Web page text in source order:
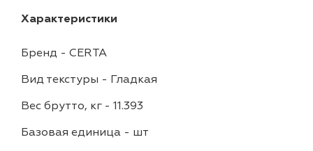
Характеристики
Бренд - CERTA
Вид текстуры - Гладкая
Вес брутто, кг - 11.393
Базовая единица - шт